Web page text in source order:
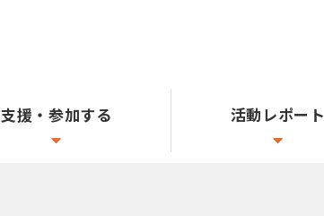
支援・参加する 活動レポート